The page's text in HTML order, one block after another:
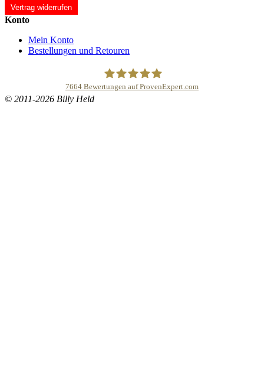
Vertrag widerrufen
Konto
Mein Konto
Bestellungen und Retouren
7664 Bewertungen auf ProvenExpert.com
© 2011-2026 Billy Held